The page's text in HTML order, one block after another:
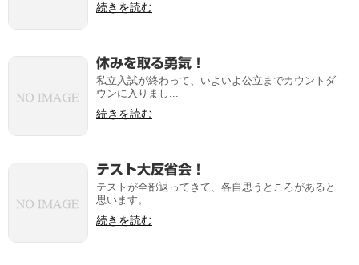
続きを読む
休みを取る勇気！
私立入試が終わって、いよいよ公立までカウントダ
ウンに入りまし...
続きを読む
テスト大反省会！
テストが全部返ってきて、各自思うところがあると
思います。 ...
続きを読む